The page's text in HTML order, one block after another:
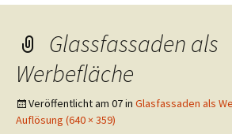
Glassfassaden als
Werbefläche
Veröffentlicht am 07in Glasfassaden als
Auflösung (640 × 359)